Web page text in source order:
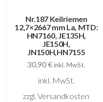
Nr.187 Keilriemen
12,7×2667 mm La, MTD:
HN7160, JE135H,
JE150H,
JN150H,HN7155
30,90€ inkl. MwSt.
inkl. MwSt.
zzgl. Versandkosten